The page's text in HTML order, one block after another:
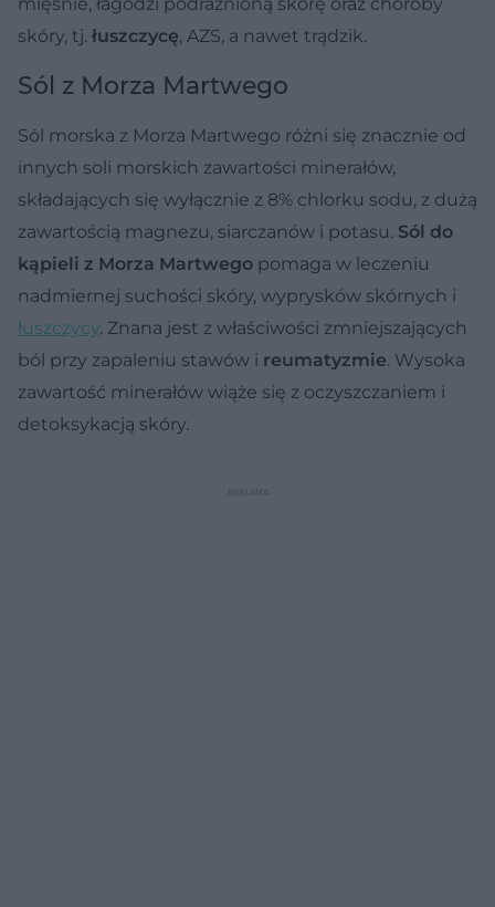
skóry, tj. łuszczycę, AZS, a nawet trądzik.
Sól z Morza Martwego
Sól morska z Morza Martwego różni się znacznie od
innych soli morskich zawartości minerałów,
składających się wyłącznie z 8% chlorku sodu, z dużą
zawartością magnezu, siarczanów i potasu. Sól do
kąpieli z Morza Martwego pomaga w leczeniu
nadmiernej suchości skóry, wyprysków skórnych i
łuszczycy. Znana jest z właściwości zmniejszających
ból przy zapaleniu stawów i reumatyzmie. Wysoka
zawartość minerałów wiąże się z oczyszczaniem i
detoksykacją skóry.